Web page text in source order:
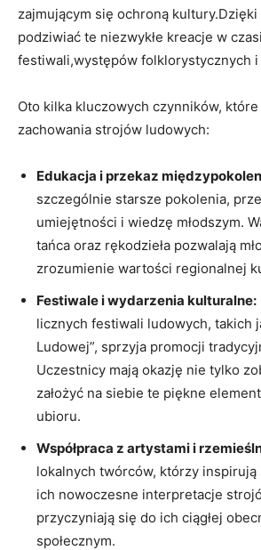
zajmującym się ochroną
podziwiać te niezwykłe kreacje w
festiwali,występów folklorystycznych
Oto kilka kluczowych czynników,
zachowania strojów ludowych:
Edukacja i przekaz
szczególnie starsze pokolenia,
umiejętności i wiedzę młodszym.
tańca oraz rękodzieła pozwalają
zrozumienie wartości regionalnej
Festiwale i wydarzenia kulturalne:
licznych festiwali ludowych, takich
Ludowej”, sprzyja promocji
Uczestnicy mają okazję nie tylko
założyć na siebie te piękne
ubioru.
Współpraca z artystami i
lokalnych twórców, którzy inspirują
ich nowoczesne interpretacje
przyczyniają się do ich ciągłej
społecznym.